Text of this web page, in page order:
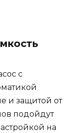
с
и защитой от
подойдут
на